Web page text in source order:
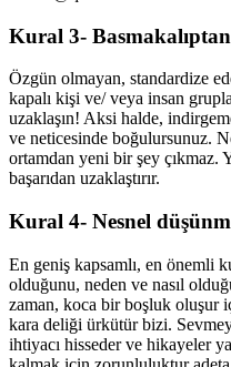
Kural 3-
Özgün olmayan, standardize
kapalı kişi ve/ veya insan
uzaklaşın! Aksi halde,
ve neticesinde boğulursunuz.
ortamdan yeni bir şey çıkmaz.
başarıdan uzaklaştırır.
Kural 4- Nesnel
En geniş kapsamlı, en önemli
olduğunu, neden ve nasıl
zaman, koca bir boşluk oluşur
kara deliği ürkütür bizi.
ihtiyacı hisseder ve hikayeler